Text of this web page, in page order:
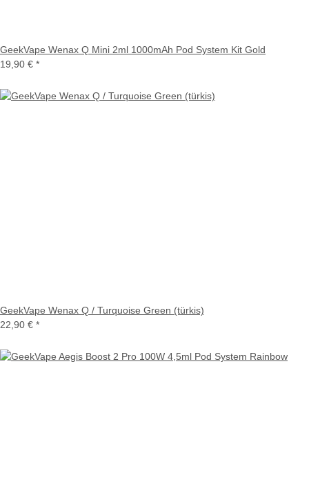
GeekVape Wenax Q Mini 2ml 1000mAh Pod System Kit Gold
19,90 € *
GeekVape Wenax Q / Turquoise Green (türkis)
22,90 € *